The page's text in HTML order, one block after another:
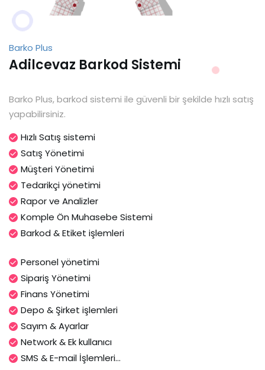
Barko Plus
Adilcevaz Barkod Sistemi
Barko Plus, barkod sistemi ile güvenli bir şekilde hızlı satış
yapabilirsiniz.
Hızlı Satış sistemi
Satış Yönetimi
Müşteri Yönetimi
Tedarikçi yönetimi
Rapor ve Analizler
Komple Ön Muhasebe Sistemi
Barkod & Etiket işlemleri
Personel yönetimi
Sipariş Yönetimi
Finans Yönetimi
Depo & Şirket işlemleri
Sayım & Ayarlar
Network & Ek kullanıcı
SMS & E-mail İşlemleri...